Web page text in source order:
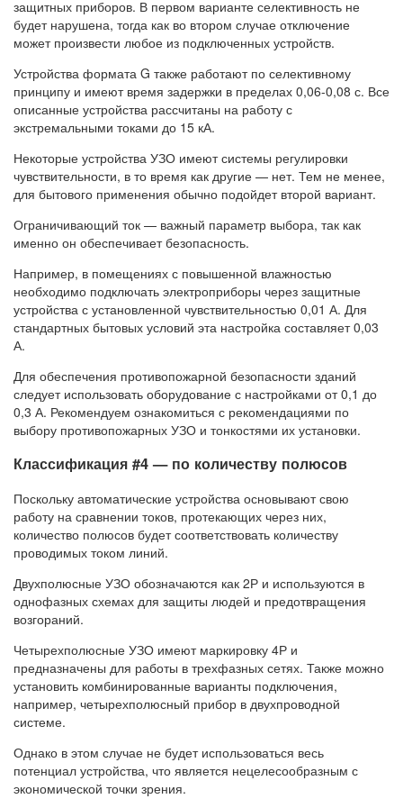
защитных приборов. В первом варианте селективность не
будет нарушена, тогда как во втором случае отключение
может произвести любое из подключенных устройств.
Устройства формата G также работают по селективному
принципу и имеют время задержки в пределах 0,06-0,08 с. Все
описанные устройства рассчитаны на работу с
экстремальными токами до 15 кА.
Некоторые устройства УЗО имеют системы регулировки
чувствительности, в то время как другие — нет. Тем не менее,
для бытового применения обычно подойдет второй вариант.
Ограничивающий ток — важный параметр выбора, так как
именно он обеспечивает безопасность.
Например, в помещениях с повышенной влажностью
необходимо подключать электроприборы через защитные
устройства с установленной чувствительностью 0,01 А. Для
стандартных бытовых условий эта настройка составляет 0,03
А.
Для обеспечения противопожарной безопасности зданий
следует использовать оборудование с настройками от 0,1 до
0,3 А. Рекомендуем ознакомиться с рекомендациями по
выбору противопожарных УЗО и тонкостями их установки.
Классификация #4 — по количеству полюсов
Поскольку автоматические устройства основывают свою
работу на сравнении токов, протекающих через них,
количество полюсов будет соответствовать количеству
проводимых током линий.
Двухполюсные УЗО обозначаются как 2Р и используются в
однофазных схемах для защиты людей и предотвращения
возгораний.
Четырехполюсные УЗО имеют маркировку 4Р и
предназначены для работы в трехфазных сетях. Также можно
установить комбинированные варианты подключения,
например, четырехполюсный прибор в двухпроводной
системе.
Однако в этом случае не будет использоваться весь
потенциал устройства, что является нецелесообразным с
экономической точки зрения.